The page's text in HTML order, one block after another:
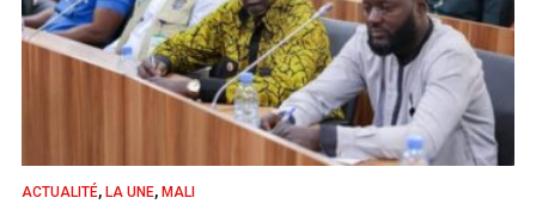
ACTUALITÉ, LA UNE, MALI